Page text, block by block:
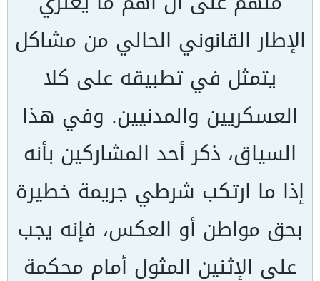
الإطار القانوني الحالي من مشاكل
يتمثل في تطبيقه على كلا
العسكريين والمدنيين. وفي هذا
السياق، ذكر أحد المشاركين بأنه
إذا ما ارتكب شرطي جريمة خطيرة
بحق مواطن أو العكس، فإنه يجب
على الإثنين المثول أمام محكمة